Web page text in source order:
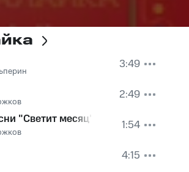
Александрова
3:49
2:49
"Светит месяц"
1:54
4:15